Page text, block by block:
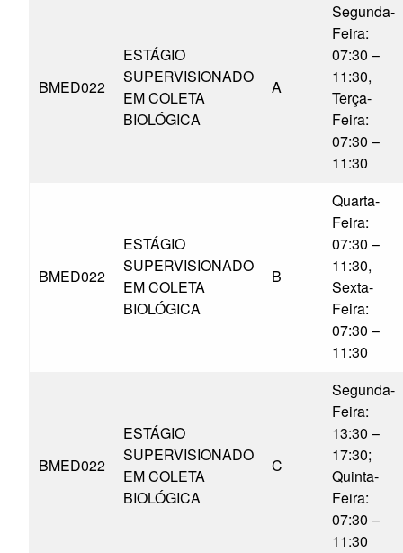
BMED022
ESTÁGIO
SUPERVISIONADO
EM COLETA
BIOLÓGICA
A
Segunda-
Feira:
07:30 –
11:30,
Terça-
Feira:
07:30 –
11:30
BMED022
ESTÁGIO
SUPERVISIONADO
EM COLETA
BIOLÓGICA
B
Quarta-
Feira:
07:30 –
11:30,
Sexta-
Feira:
07:30 –
11:30
BMED022
ESTÁGIO
SUPERVISIONADO
EM COLETA
BIOLÓGICA
C
Segunda-
Feira:
13:30 –
17:30;
Quinta-
Feira:
07:30 –
11:30